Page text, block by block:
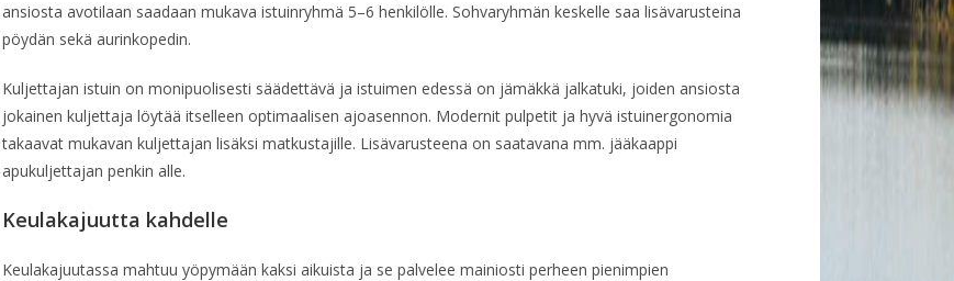
ansiosta avotilaan saadaan mukava istuinryhmä 5–6 henkilölle. Sohvaryhmän keskelle saa lisävarusteina
pöydän sekä aurinkopedin.
Kuljettajan istuin on monipuolisesti säädettävä ja istuimen edessä on jämäkkä jalkatuki, joiden ansiosta
jokainen kuljettaja löytää itselleen optimaalisen ajoasennon. Modernit pulpetit ja hyvä istuinergonomia
takaavat mukavan kuljettajan lisäksi matkustajille. Lisävarusteena on saatavana mm. jääkaappi
apukuljettajan penkin alle.
Keulakajuutta kahdelle
Keulakajuutassa mahtuu yöpymään kaksi aikuista ja se palvelee mainiosti perheen pienimpien